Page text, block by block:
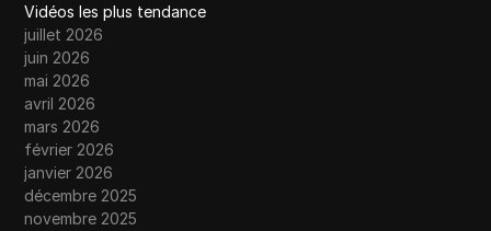
Vidéos les plus tendance
juillet 2026
juin 2026
mai 2026
avril 2026
mars 2026
février 2026
janvier 2026
décembre 2025
novembre 2025